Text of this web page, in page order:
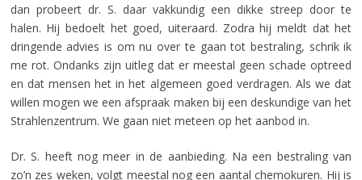
dan probeert dr. S. daar vakkundig een dikke streep door te
halen. Hij bedoelt het goed, uiteraard. Zodra hij meldt dat het
dringende advies is om nu over te gaan tot bestraling, schrik ik
me rot. Ondanks zijn uitleg dat er meestal geen schade optreed
en dat mensen het in het algemeen goed verdragen. Als we dat
willen mogen we een afspraak maken bij een deskundige van het
Strahlenzentrum. We gaan niet meteen op het aanbod in.
Dr. S. heeft nog meer in de aanbieding. Na een bestraling van
zo’n zes weken, volgt meestal nog een aantal chemokuren. Hij is